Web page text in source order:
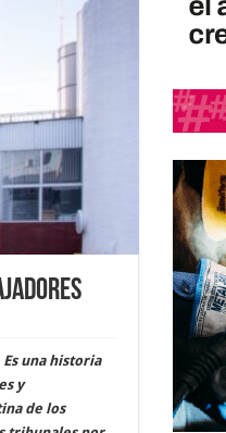
una historia
y
de los